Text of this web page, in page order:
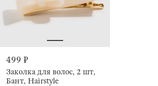
499 ₽
Заколка для волос, 2 шт,
Бант, Hairstyle